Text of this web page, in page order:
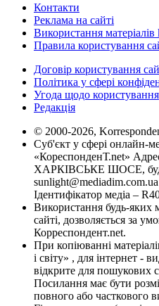
Контакти
Реклама на сайті
Використання
Правила користування
Договір користування
Політика у сфері
Угода щодо користування
Редакція
© 2000-2026,
Суб'єкт у сфері онлайн-
«КореспонденТ.net»
ХАРКІВСЬКЕ ШОСЕ,
sunlight@mediadim.com.ua
Ідентифікатор медіа –
Використання будь-яких
сайті, дозволяється за
Корреспондент.net.
При копіюванні
і світу» , для інтернет -
відкрите для пошукових
Посилання має бути
повного або часткового